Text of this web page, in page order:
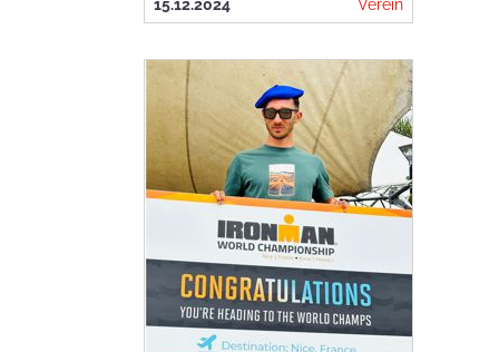
15.12.2024 Verein